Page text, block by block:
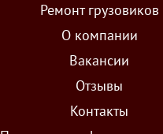
Ремонт грузовиков
О компании
Вакансии
Отзывы
Контакты